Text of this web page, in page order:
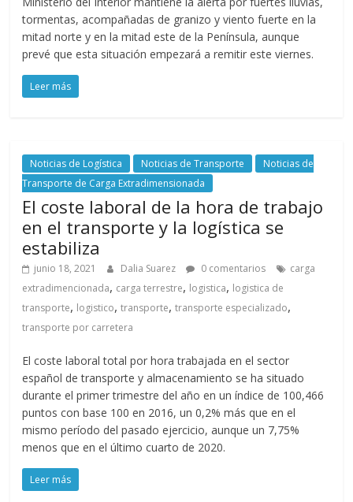
e
d
E
q
u
p
o
s
y
tormentas, acompañadas de granizo y viento fuerte en la
mitad norte y en la mitad este de la Península, aunque
prevé que esta situación empezará a remitir este viernes.
Leer más
Noticias de Logística Noticias de Transporte
Noticias de
Transporte de Carga Extradimensionada
El coste laboral de la hora de trabajo
en el transporte y la logística se
estabiliza
junio 18, 2021 Dalia Suarez 0 comentarios
carga
extradimencionada, carga terrestre, logistica, logistica de
transporte, logistico,transporte,transporte especializado,
transporte por carretera
El coste laboral total por hora trabajada en el sector
español de transporte y almacenamiento se ha situado
durante el primer trimestre del año en un índice de 100,466
puntos con base 100 en 2016, un 0,2% más que en el
mismo período del pasado ejercicio, aunque un 7,75%
menos que en el último cuarto de 2020.
Leer más